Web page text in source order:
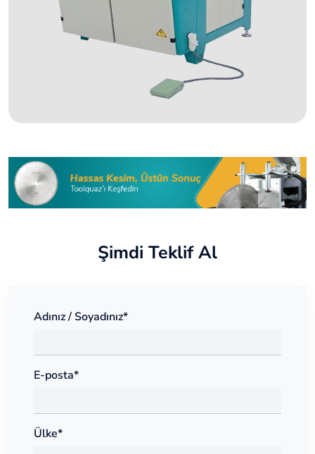
Şimdi Teklif Al
Adınız / Soyadınız*
E-posta*
Ülke*